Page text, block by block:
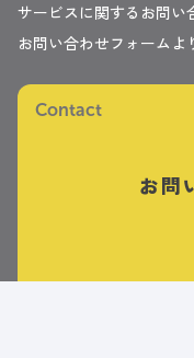
サービスに関するお問い
お問い合わせフォームよ
Contact
お問